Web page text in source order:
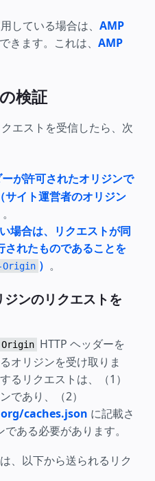
している場合は、 AMP
きます。これは、 AMP
検証
エストを受信したら、次
が許可されたオリジンで
サイト運営者のオリジン
。
場合は、リクエストが同
されたものであることを
Origin ） 。
ジンのリクエストを
Origin HTTP ヘッダーを
オリジンを受け取りま
るリクエストは、（1）
であり、（2）
caches.json に記載さ
である必要があります。
、以下から送られるリク